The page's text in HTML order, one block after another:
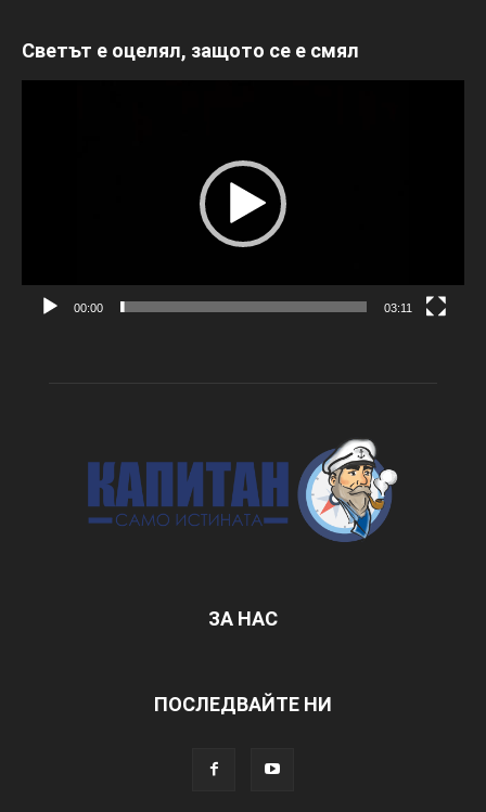
Светът е оцелял, защото се е смял
00:00 03:11
ЗА НАС
ПОСЛЕДВАЙТЕ НИ